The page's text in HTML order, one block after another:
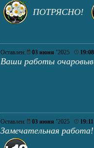
ПОТРЯСНО!
Оставлен: 03 июня ’2025 19:08
Ваши работы
Оставлен: 03 июня ’2025 19:11
Замечательная